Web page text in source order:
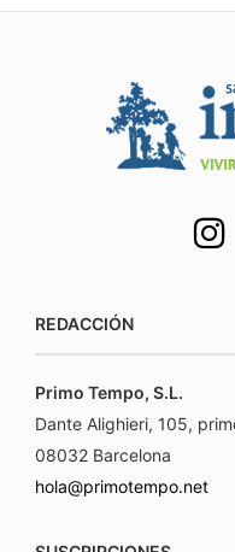
REDACCIÓN
Primo Tempo, S.L.
Dante Alighieri, 105,
08032 Barcelona
hola@primotempo.net